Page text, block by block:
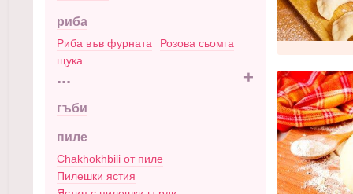
риба
Риба във фурната
Розова сьомга
щука
... +
гъби
пиле
Chakhokhbili от пиле
Пилешки ястия